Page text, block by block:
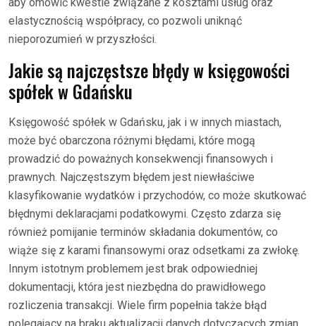
elastycznością współpracy, co pozwoli uniknąć
nieporozumień w przyszłości.
Jakie są najczęstsze błędy w księgowości
spółek w Gdańsku
Księgowość spółek w Gdańsku, jak i w innych miastach,
może być obarczona różnymi błędami, które mogą
prowadzić do poważnych konsekwencji finansowych i
prawnych. Najczęstszym błędem jest niewłaściwe
klasyfikowanie wydatków i przychodów, co może skutkować
błędnymi deklaracjami podatkowymi. Często zdarza się
również pomijanie terminów składania dokumentów, co
wiąże się z karami finansowymi oraz odsetkami za zwłokę.
Innym istotnym problemem jest brak odpowiedniej
dokumentacji, która jest niezbędna do prawidłowego
rozliczenia transakcji. Wiele firm popełnia także błąd